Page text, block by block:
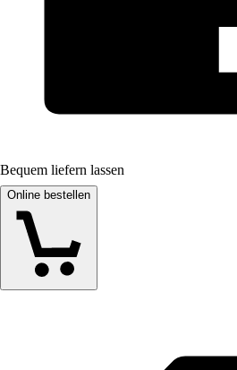
Bequem liefern lassen
Online bestellen